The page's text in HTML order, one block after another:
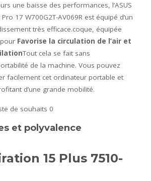
une baisse des performances, l’ASUS
17 W700G2T-AV069R est équipé d’un
très efficace.coque, équipée
Favorise la circulation de l’air et
Tout cela se fait sans
de la machine. Vous pouvez
facilement cet ordinateur portable et
d’une grande mobilité.
de souhaits 0
et polyvalence
15 Plus 7510-